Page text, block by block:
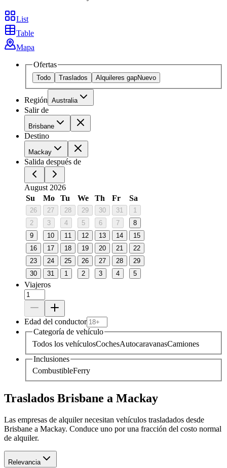
List
Table
Mapa
Ofertas
Todo Traslados Alquileres gapNuevo
Región Australia
Salir de
Brisbane
Destino
Mackay
Salida después de
August 2026
Su
Mo Tu We Th Fr Sa
26 27 28 29 30 31
1
2
3 4 5 6 7
8
9
10 11 12 13 14
15
16
17 18 19 20 21
22
23
24 25 26 27 28
29
30
31 1 2 3 4 5
Viajeros
Edad del conductor
Categoría de vehículo
Todos los vehículosCochesAutocaravanasCamiones
Inclusiones
CombustibleFerry
Traslados Brisbane a Mackay
Las empresas de alquiler necesitan vehículos trasladados desde
Brisbane a Mackay. Conduce uno por una fracción del costo normal
de alquiler.
Relevancia